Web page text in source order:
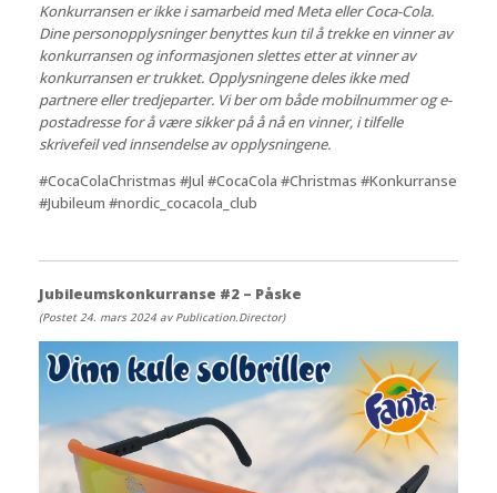
Konkurransen er ikke i samarbeid med Meta eller Coca-Cola.
Dine personopplysninger benyttes kun til å trekke en vinner av
konkurransen og informasjonen slettes etter at vinner av
konkurransen er trukket. Opplysningene deles ikke med
partnere eller tredjeparter. Vi ber om både mobilnummer og e-
postadresse for å være sikker på å nå en vinner, i tilfelle
skrivefeil ved innsendelse av opplysningene.
#CocaColaChristmas #Jul #CocaCola #Christmas #Konkurranse
#Jubileum #nordic_cocacola_club
Jubileumskonkurranse #2 – Påske
(Postet 24. mars 2024 av Publication.Director)